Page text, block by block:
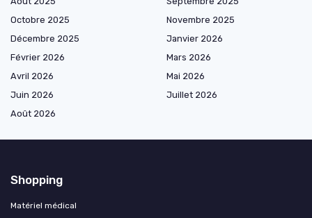
Octobre 2025
Novembre 2025
Décembre 2025
Janvier 2026
Février 2026
Mars 2026
Avril 2026
Mai 2026
Juin 2026
Juillet 2026
Août 2026
Shopping
Matériel médical